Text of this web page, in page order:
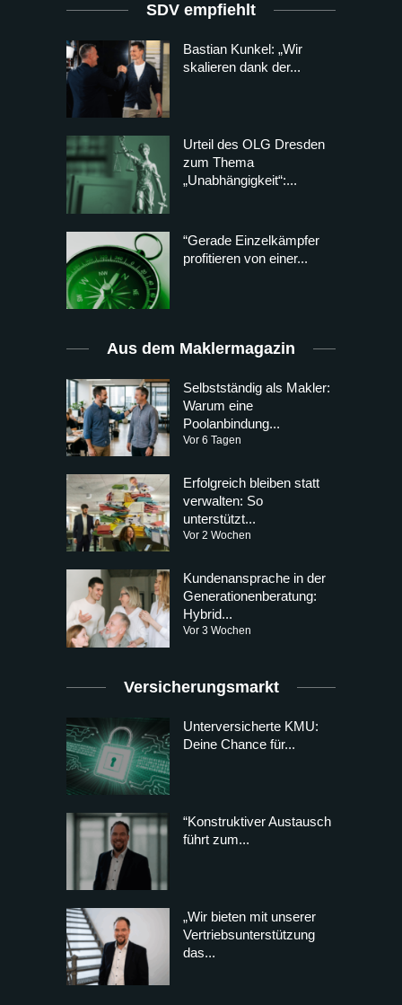
SDV empfiehlt
Bastian Kunkel: „Wir
skalieren dank der...
Urteil des OLG Dresden
zum Thema
„Unabhängigkeit“:...
“Gerade Einzelkämpfer
profitieren von einer...
Aus dem Maklermagazin
Selbstständig als Makler:
Warum eine
Poolanbindung...
Vor 6 Tagen
Erfolgreich bleiben statt
verwalten: So
unterstützt...
Vor 2 Wochen
Kundenansprache in der
Generationenberatung:
Hybrid...
Vor 3 Wochen
Versicherungsmarkt
Unterversicherte KMU:
Deine Chance für...
“Konstruktiver Austausch
führt zum...
„Wir bieten mit unserer
Vertriebsunterstützung
das...